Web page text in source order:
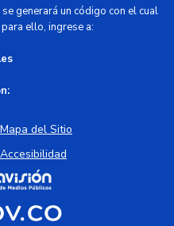
generará un código con el cual
ello, ingrese a:
Mapa del Sitio
Accesibilidad